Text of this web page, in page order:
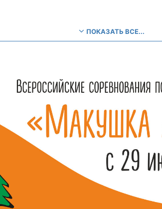
лет
ПОКАЗАТЬ ВСЕ...